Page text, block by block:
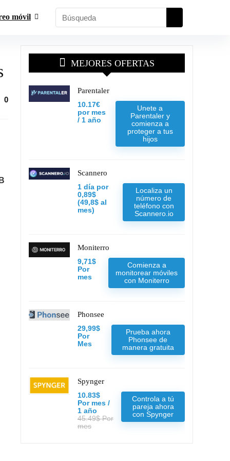
móvil
0
MEJORES OFERTAS
Parentaler
10.17€
por mes
/ 1 año
Unete a
Parentaler y
comienza a
proteger a tus
hijos
Scannero
1 día por
0,89$
(49,8$ al
mes)
Localiza un
número de
teléfono con
Scannero.io
Moniterro
9,71$
Por
mes
Comienza a
monitorear móviles
con Moniterro
Phonsee
29,99$
Por
Mes
Prueba ahora
Phonsee de
manera gratuita
Spynger
10.83$
Por mes /
1 año
45.49$ Por
mes
Controla a tú
pareja ahora
con Spynger